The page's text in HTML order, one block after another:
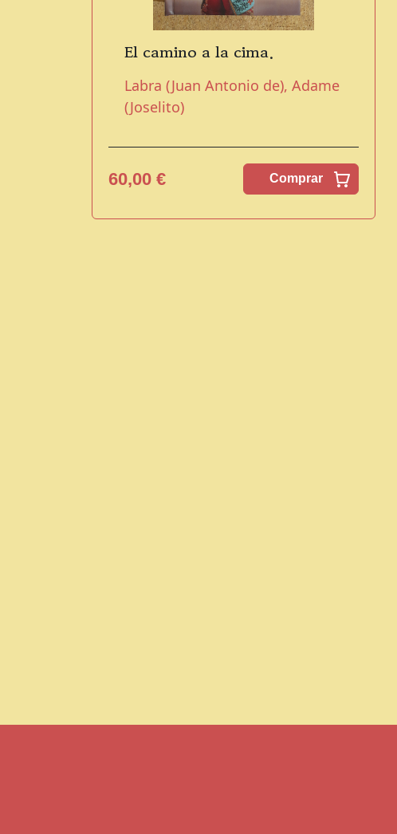
El camino a la cima.
Labra (Juan Antonio de), Adame
(Joselito)
60,00 € Comprar